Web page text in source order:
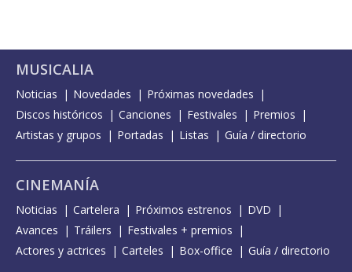
MUSICALIA
Noticias Novedades
Próximas novedades
Discos históricos
Canciones Festivales
Premios
Artistas y grupos
Portadas Listas Guía / directorio
CINEMANÍA
Noticias Cartelera Próximos estrenos
DVD
Avances
Tráilers
Festivales + premios
Actores y actrices
Carteles Box-office Guía / directorio